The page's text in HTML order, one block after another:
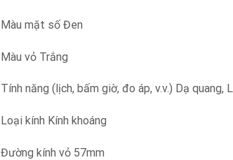
Màu mặt số Đen
Màu vỏ Trắng
Tính năng (lịch, bấm giờ, đo áp, v.v.) Dạ quang,
Loại kính Kính khoáng
Đường kính vỏ 57mm